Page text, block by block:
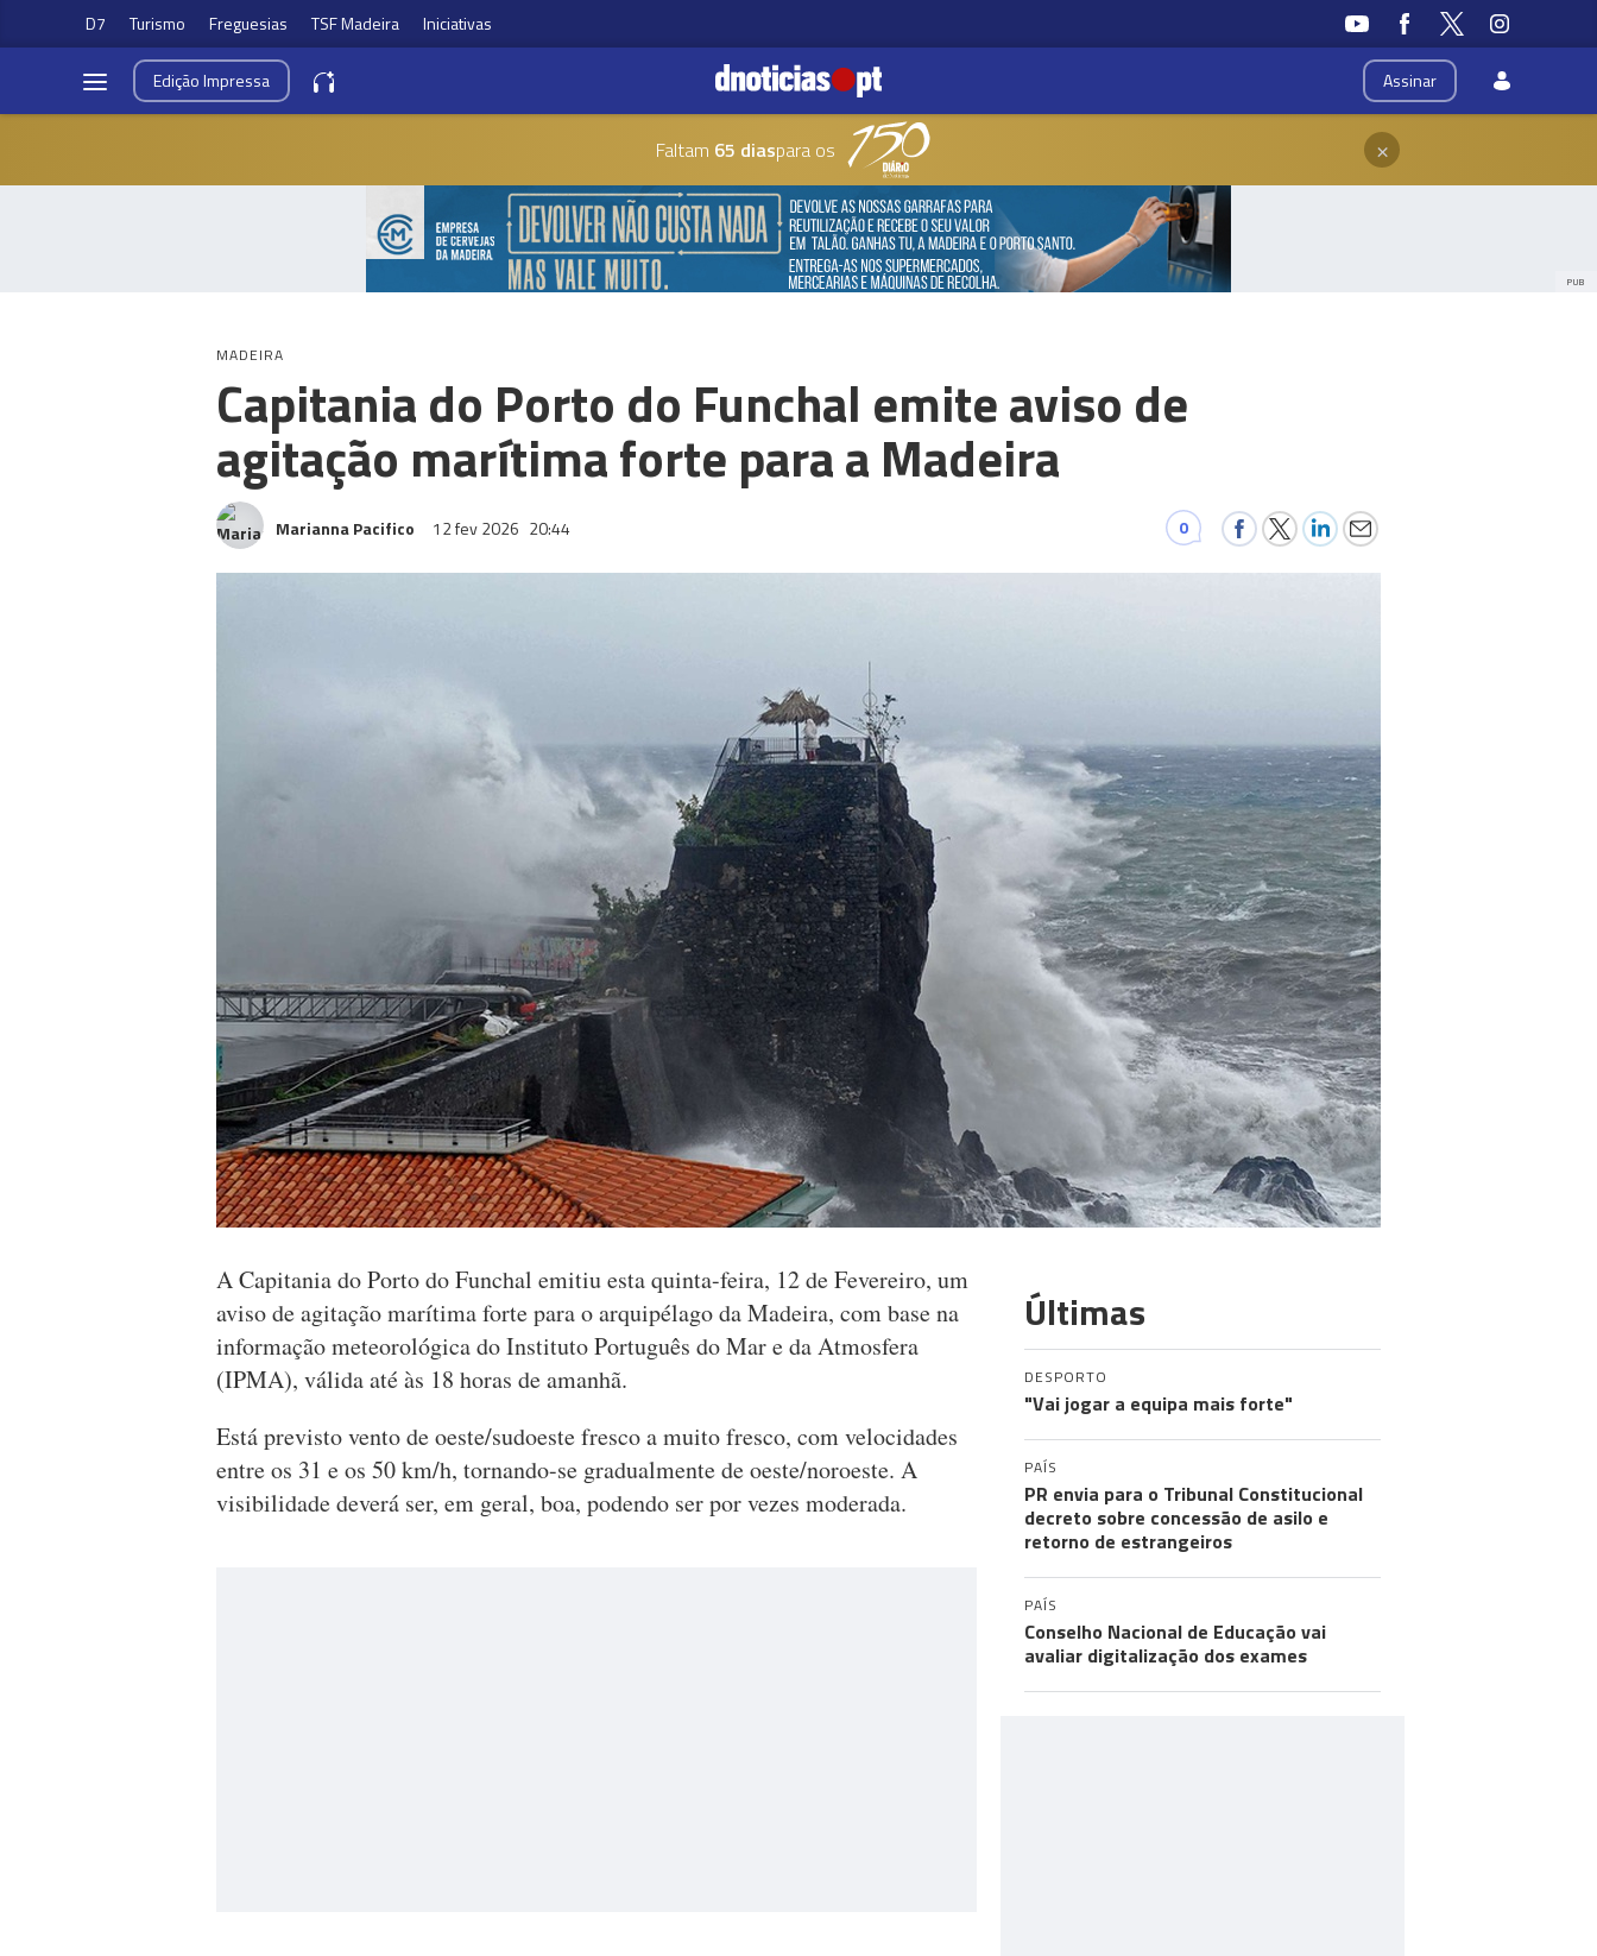
D7 Turismo Freguesias TSF Madeira Iniciativas
Assinar
EdiçãoImpressa
Faltam 65 diaspara os ×
PUB
MADEIRA
Capitania do Porto do Funchal emite aviso de
agitação marítima forte para a Madeira
Marianna Pacifico 12 fev 2026 20:44 0
A Capitania do Porto do Funchal emitiu esta quinta-feira, 12 de Fevereiro, um
aviso de agitação marítima forte para o arquipélago da Madeira, com base na
informação meteorológica do Instituto Português do Mar e da Atmosfera
(IPMA), válida até às 18 horas de amanhã.
Está previsto vento de oeste/sudoeste fresco a muito fresco, com velocidades
entre os 31 e os 50 km/h, tornando-se gradualmente de oeste/noroeste. A
visibilidade deverá ser, em geral, boa, podendo ser por vezes moderada.
Últimas
DESPORTO
"Vai jogar a equipa mais forte"
PAÍS
PR envia para o Tribunal Constitucional
decreto sobre concessão de asilo e
retorno de estrangeiros
PAÍS
Conselho Nacional de Educação vai
avaliar digitalização dos exames